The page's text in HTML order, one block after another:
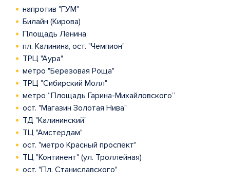
напротив "ГУМ"
Билайн (Кирова)
Площадь Ленина
пл. Калинина, ост. "Чемпион"
ТРЦ "Аура"
метро "Березовая Роща"
ТРЦ "Сибирский Молл"
метро “Площадь Гарина-Михайловского”
ост. "Магазин Золотая Нива"
ТД "Калининский"
ТЦ "Амстердам"
ост. "метро Красный проспект"
ТЦ "Континент" (ул. Троллейная)
ост. "Пл. Станиславского"